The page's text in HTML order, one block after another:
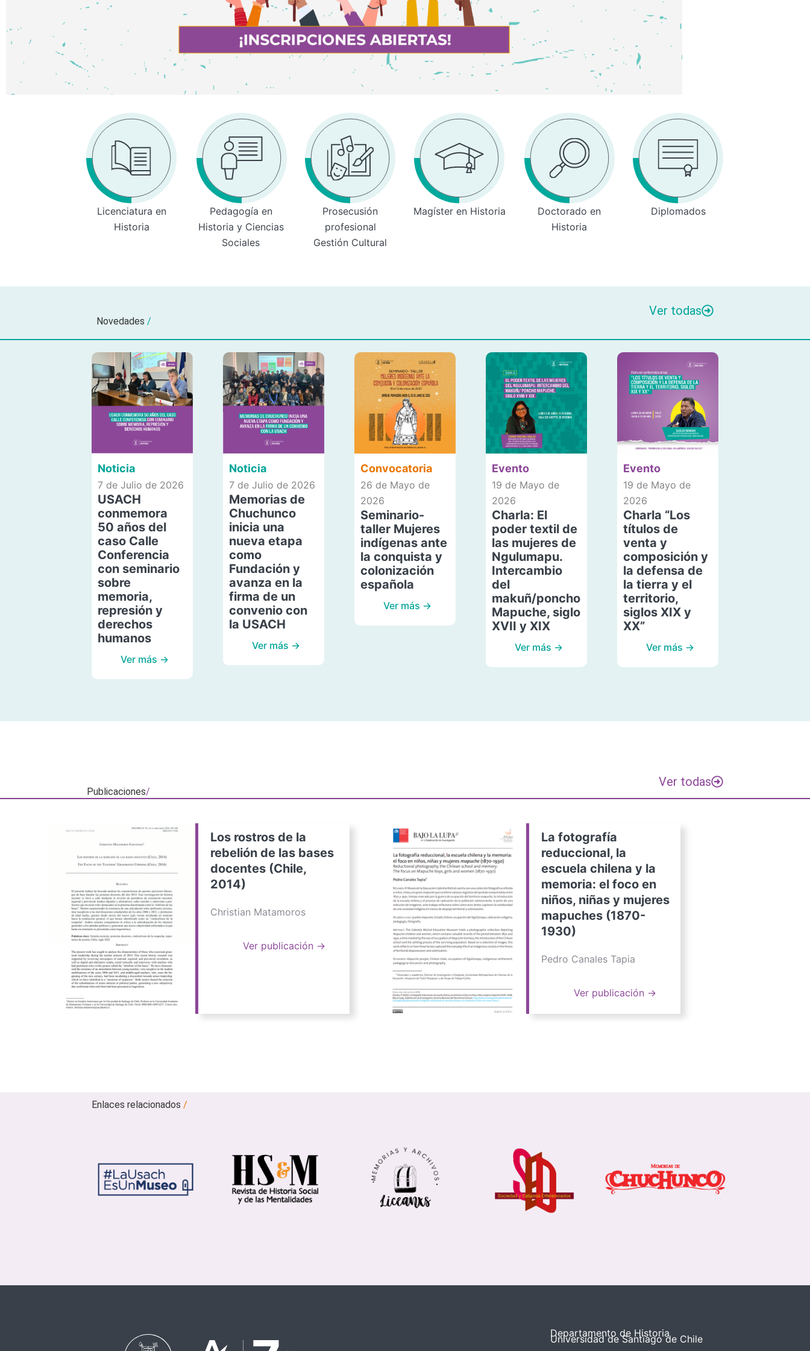
Licenciatura en
Historia
Pedagogía en
Historia y Ciencias
Sociales
Prosecusión
profesional
Gestión Cultural
Magíster en Historia
Doctorado en
Historia
Diplomados
Novedades /
Ver todas
Noticia
7 de Julio de 2026
USACH
conmemora
50 años del
caso Calle
Conferencia
con seminario
sobre
memoria,
represión y
derechos
humanos
Ver más →
Noticia
7 de Julio de 2026
Memorias de
Chuchunco
inicia una
nueva etapa
como
Fundación y
avanza en la
firma de un
convenio con
la USACH
Ver más →
Convocatoria
26 de Mayo de
2026
Seminario-
taller Mujeres
indígenas ante
la conquista y
colonización
española
Ver más →
Evento
19 de Mayo de
2026
Charla: El
poder textil de
las mujeres de
Ngulumapu.
Intercambio
del
makuñ/poncho
Mapuche, siglo
XVII y XIX
Ver más →
Evento
19 de Mayo de
2026
Charla “Los
títulos de
venta y
composición y
la defensa de
la tierra y el
territorio,
siglos XIX y
XX”
Ver más →
Publicaciones/
Ver todas
Los rostros de la
rebelión de las bases
docentes (Chile,
2014)
Christian Matamoros
Ver publicación →
La fotografía
reduccional, la
escuela chilena y la
memoria: el foco en
niños, niñas y mujeres
mapuches (1870-
1930)
Pedro Canales Tapia
Ver publicación →
Enlaces relacionados/
Departamento de Historia
Universidad de Santiago de Chile